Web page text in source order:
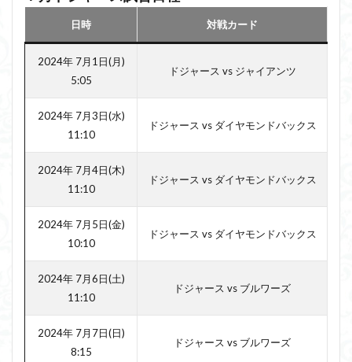
日時 対戦カード
2024年 7月1日(月)
5:05
ドジャース vs ジャイアンツ
2024年 7月3日(水)
11:10
ドジャース vs ダイヤモンドバックス
2024年 7月4日(木)
11:10
ドジャース vs ダイヤモンドバックス
2024年 7月5日(金)
10:10
ドジャース vs ダイヤモンドバックス
2024年 7月6日(土)
11:10
ドジャース vs ブルワーズ
2024年 7月7日(日)
8:15
ドジャース vs ブルワーズ